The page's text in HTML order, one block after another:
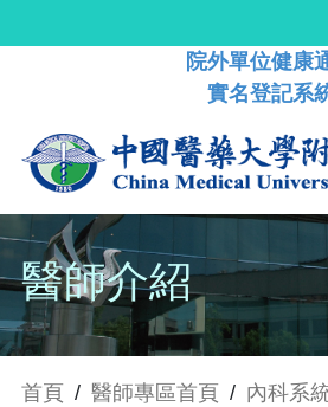
院外單位健康
實名登記系
醫師介紹
首頁 / 醫師專區首頁 / 內科系